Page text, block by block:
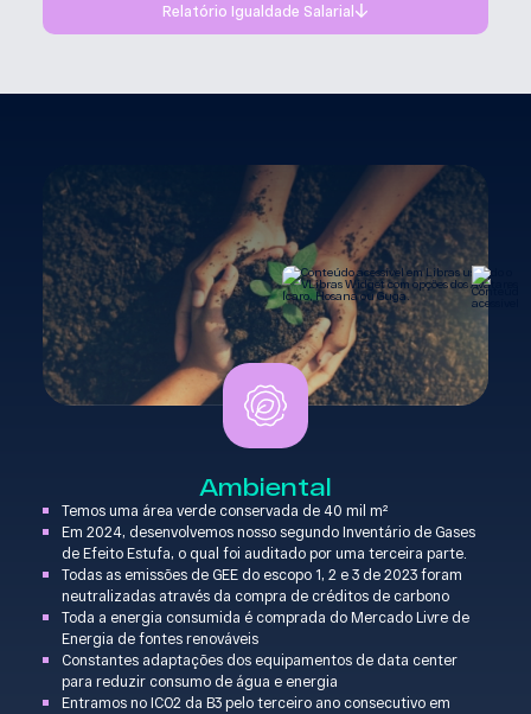
Relatório Igualdade Salarial
Ambiental
Temos uma área verde conservada de 40 mil m²
Em 2024, desenvolvemos nosso segundo Inventário de Gases
de Efeito Estufa, o qual foi auditado por uma terceira parte.
Todas as emissões de GEE do escopo 1, 2 e 3 de 2023 foram
neutralizadas através da compra de créditos de carbono
Toda a energia consumida é comprada do Mercado Livre de
Energia de fontes renováveis
Constantes adaptações dos equipamentos de data center
para reduzir consumo de água e energia
Entramos no ICO2 da B3 pelo terceiro ano consecutivo em